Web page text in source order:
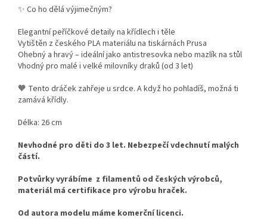
✨ Co ho dělá výjimečným?
Elegantní peříčkové detaily na křídlech i těle
Vytištěn z českého PLA materiálu na tiskárnách Prusa
Ohebný a hravý – ideální jako antistresovka nebo mazlík na stůl
Vhodný pro malé i velké milovníky draků (od 3 let)
🧡 Tento dráček zahřeje u srdce. A když ho pohladíš, možná ti
zamává křídly.
Délka: 26 cm
Nevhodné pro děti do 3 let. Nebezpečí vdechnutí malých
částí.
Potvůrky vyrábíme z filamentů od českých výrobců,
materiál má certifikace pro výrobu hraček.
Od autora modelu máme komerční licenci.